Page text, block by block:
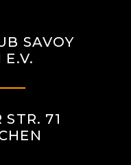
SAVOY
E.V.
STR. 71